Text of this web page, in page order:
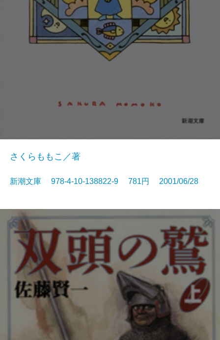
さくらももこ／著
新潮文庫 978-4-10-138822-9 781円 2001/06/28